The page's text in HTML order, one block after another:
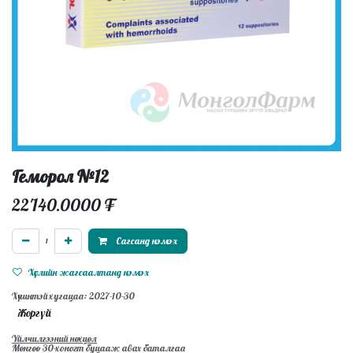
Геморол №12
22'140.0000₮
Сагсанд нэмэх
Хүслийн жагсаалтанд нэмэх
Хүчинтэй хугацаа: 2027-10-30
Жоргүй
Үйлчилгээний нөхцөл
Мөнгөө 30-хоногт буцааж авах баталгаа